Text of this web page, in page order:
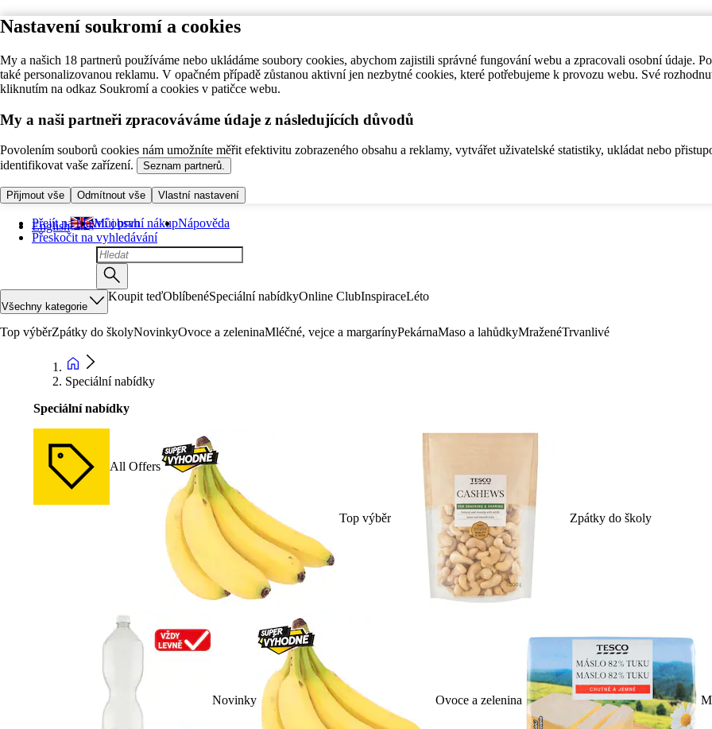
Nastavení soukromí a cookies
My a našich 18 partnerů používáme nebo ukládáme soubory cookies, abychom zajistili správné fungování webu a zpracovali osobní údaje.
také personalizovanou reklamu. V opačném případě zůstanou aktivní jen nezbytné cookies, které potřebujeme k provozu webu. Své
kliknutím na odkaz Soukromí a cookies v patičce webu.
My a naši partneři zpracováváme údaje z následujících důvodů
Povolením souborů cookies nám umožníte měřit efektivitu zobrazeného obsahu a reklamy, vytvářet uživatelské statistiky, ukládat nebo
identifikovat vaše zařízení.
Seznam partnerů.
Přijmout vše Odmítnout vše Vlastní nastavení
Přejít na hlavní obsah
Přeskočit na vyhledávání
English Můj první nákupNápověda
Všechny kategorie
Koupit teďOblíbenéSpeciální nabídkyOnline ClubInspiraceLéto
Top výběrZpátky do školyNovinkyOvoce a zeleninaMléčné, vejce a margarínyPekárnaMaso a lahůdkyMraženéTrvanlivé
Speciální nabídky
Speciální nabídky
All Offers
Top výběr Zpátky do školy
Novinky Ovoce a zelenina